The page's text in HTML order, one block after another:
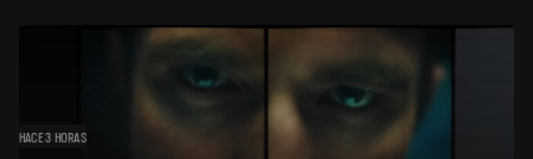
HACE 3 HORAS